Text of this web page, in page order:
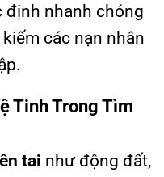
định nhanh chóng
các nạn nhân
Tinh Trong Tìm
tai như động đất,